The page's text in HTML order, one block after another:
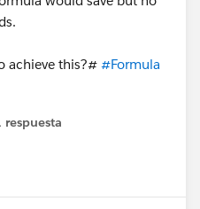
achieve this?# #Formula
respuesta